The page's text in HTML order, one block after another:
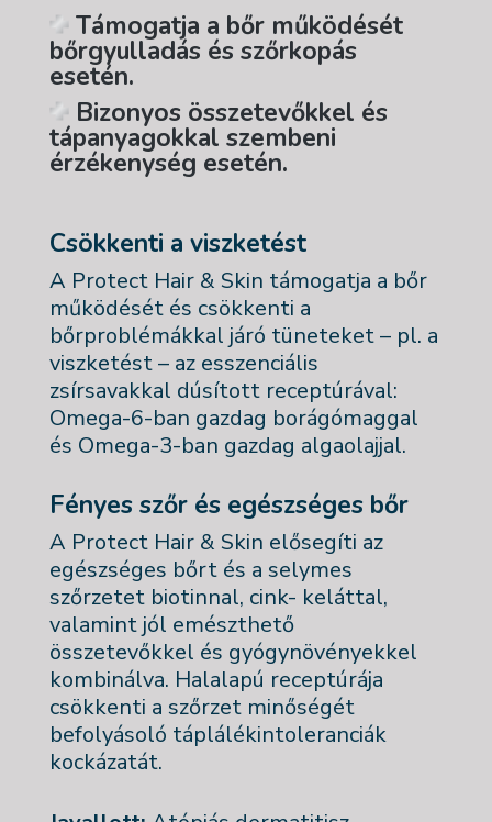
Támogatja a bőr működését
bőrgyulladás és szőrkopás
esetén.
Bizonyos összetevőkkel és
tápanyagokkal szembeni
érzékenység esetén.
Csökkenti a viszketést
A Protect Hair & Skin támogatja a bőr
működését és csökkenti a
bőrproblémákkal járó tüneteket – pl. a
viszketést – az esszenciális
zsírsavakkal dúsított receptúrával:
Omega-6-ban gazdag borágómaggal
és Omega-3-ban gazdag algaolajjal.
Fényes szőr és egészséges bőr
A Protect Hair & Skin elősegíti az
egészséges bőrt és a selymes
szőrzetet biotinnal, cink- keláttal,
valamint jól emészthető
összetevőkkel és gyógynövényekkel
kombinálva. Halalapú receptúrája
csökkenti a szőrzet minőségét
befolyásoló táplálékintoleranciák
kockázatát.